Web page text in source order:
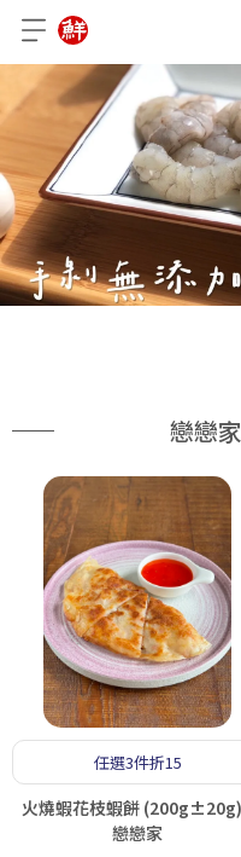
戀戀
任選3件折15
火燒蝦花枝蝦餅
戀戀家